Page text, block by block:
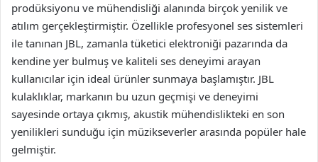
prodüksiyonu ve mühendisliği alanında birçok yenilik ve
atılım gerçekleştirmiştir. Özellikle profesyonel ses sistemleri
ile tanınan JBL, zamanla tüketici elektroniği pazarında da
kendine yer bulmuş ve kaliteli ses deneyimi arayan
kullanıcılar için ideal ürünler sunmaya başlamıştır. JBL
kulaklıklar, markanın bu uzun geçmişi ve deneyimi
sayesinde ortaya çıkmış, akustik mühendislikteki en son
yenilikleri sunduğu için müzikseverler arasında popüler hale
gelmiştir.